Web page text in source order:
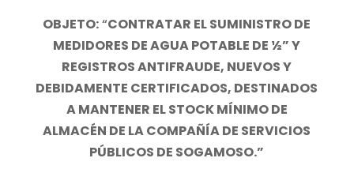
OBJETO:“CONTRATAR EL SUMINISTRO DE
MEDIDORES DE AGUA POTABLE DE ½” Y
REGISTROS ANTIFRAUDE, NUEVOS Y
DEBIDAMENTE CERTIFICADOS, DESTINADOS
A MANTENER EL STOCK MÍNIMO DE
ALMACÉN DE LA COMPAÑÍA DE SERVICIOS
PÚBLICOS DE SOGAMOSO.”